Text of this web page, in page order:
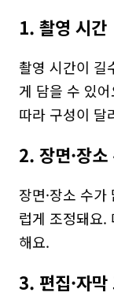
1. 촬영 시간
촬영 시간이 길
게 담을 수 있
따라 구성이 달
2. 장면·장소
장면·장소 수
럽게 조정돼요.
해요.
3. 편집·자